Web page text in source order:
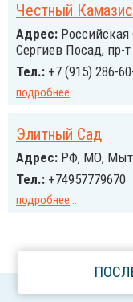
Честный
Адрес:
Сергиев Посад, пр-
Тел.: +7 (915) 286-
подробнее...
Элитный Сад
Адрес: РФ, МО,
Тел.: +74957779670
подробнее...